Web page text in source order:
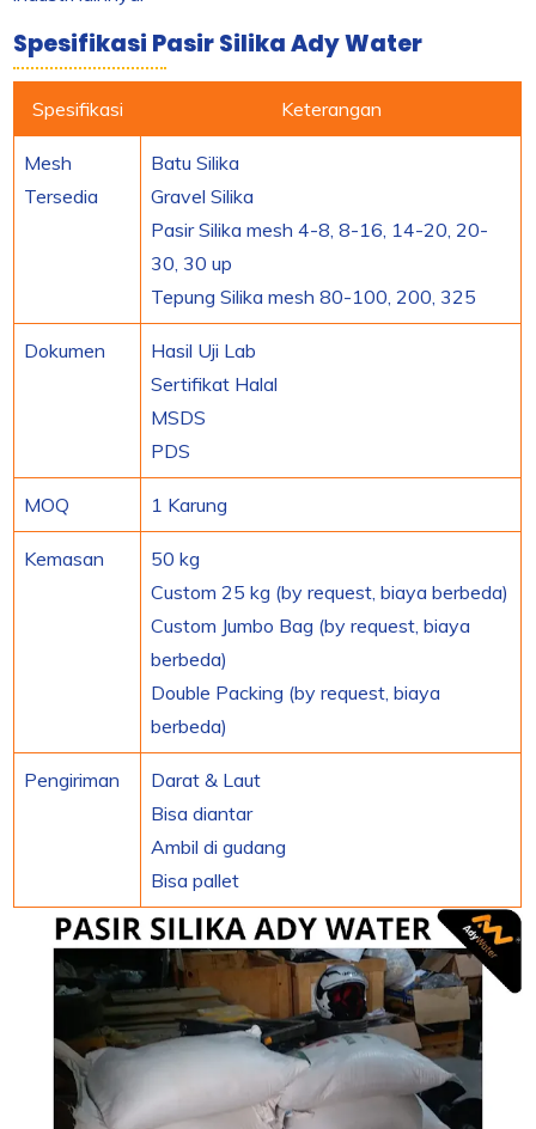
Spesifikasi Pasir Silika Ady Water
Spesifikasi Keterangan
Mesh
Tersedia
Batu Silika
Gravel Silika
Pasir Silika mesh 4-8, 8-16, 14-20, 20-
30, 30 up
Tepung Silika mesh 80-100, 200, 325
Dokumen
Hasil Uji Lab
Sertifikat Halal
MSDS
PDS
MOQ 1 Karung
Kemasan
50 kg
Custom 25 kg (by request, biaya berbeda)
Custom Jumbo Bag (by request, biaya
berbeda)
Double Packing (by request, biaya
berbeda)
Pengiriman
Darat & Laut
Bisa diantar
Ambil di gudang
Bisa pallet